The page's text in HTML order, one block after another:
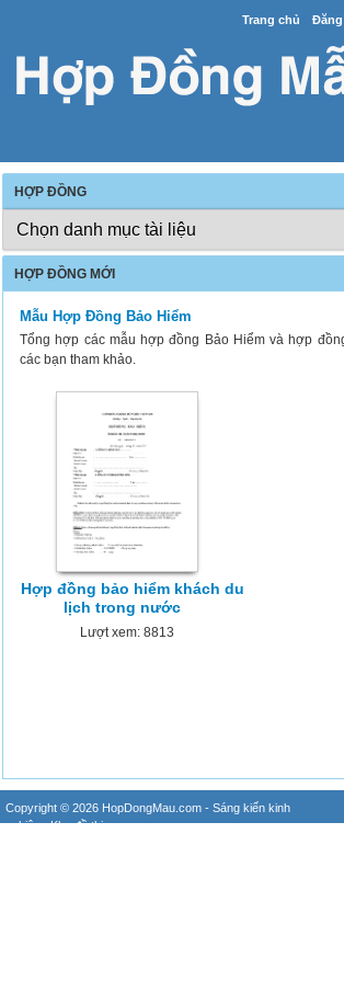
Trang chủ Đăng
HỢP ĐỒNG
HỢP ĐỒNG MỚI
Mẫu Hợp Đồng Bảo Hiểm
Tổng hợp các mẫu hợp đồng Bảo Hiểm và hợp
các bạn tham khảo.
Hợp đồng bảo hiểm khách du
lịch trong nước
Lượt xem: 8813
Copyright © 2026 HopDongMau.com - Sáng kiến kinh
nghiệm,Kho đề thi